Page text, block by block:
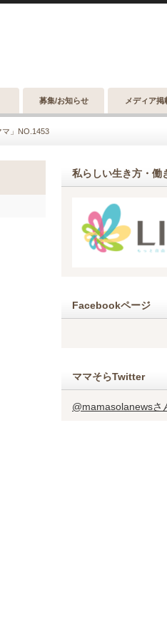
募集/お知らせ メディア掲
マ」NO.1453
私らしい生き方・
Facebookページ
ママそらTwitter
@mamasolanewsさ